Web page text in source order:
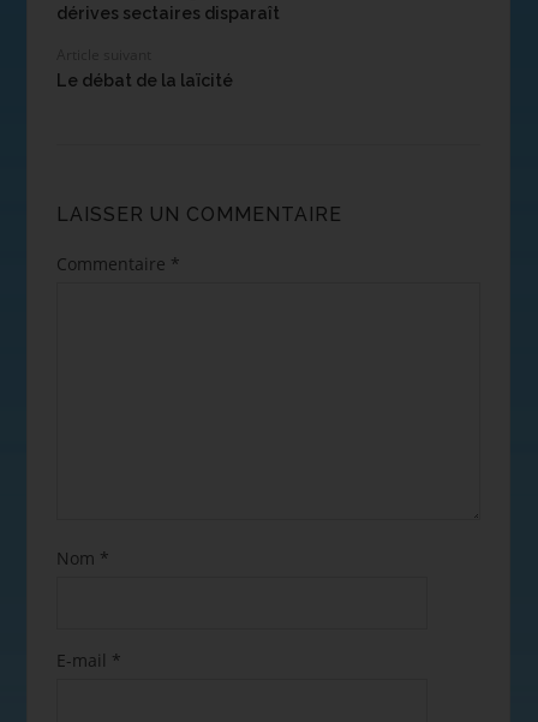
dérives sectaires disparaît
Le débat de la laïcité
LAISSER UN COMMENTAIRE
Commentaire *
Nom *
E-mail *